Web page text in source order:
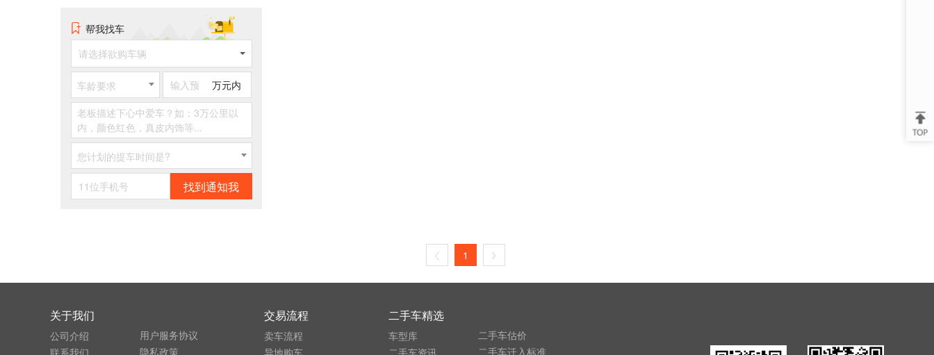
帮我找车
请选择欲购车辆
车龄要求 万元内
您计划的提车时间是?
找到通知我
1
关于我们
公司介绍
联系我们
用户服务协议
隐私政策
交易流程
卖车流程
异地购车
二手车精选
车型库
二手车资讯
二手车估价
二手车迁入标准